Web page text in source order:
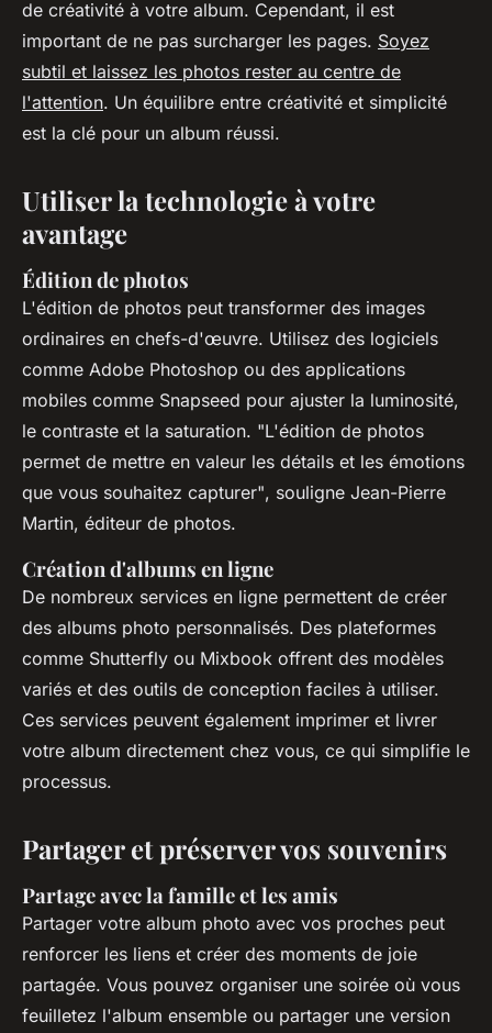
de créativité à votre album. Cependant, il est
important de ne pas surcharger les pages. Soyez
subtil et laissez les photos rester au centre de
l'attention. Un équilibre entre créativité et simplicité
est la clé pour un album réussi.
Utiliser la technologie à votre
avantage
Édition de photos
L'édition de photos peut transformer des images
ordinaires en chefs-d'œuvre. Utilisez des logiciels
comme Adobe Photoshop ou des applications
mobiles comme Snapseed pour ajuster la luminosité,
le contraste et la saturation. "L'édition de photos
permet de mettre en valeur les détails et les émotions
que vous souhaitez capturer", souligne Jean-Pierre
Martin, éditeur de photos.
Création d'albums en ligne
De nombreux services en ligne permettent de créer
des albums photo personnalisés. Des plateformes
comme Shutterfly ou Mixbook offrent des modèles
variés et des outils de conception faciles à utiliser.
Ces services peuvent également imprimer et livrer
votre album directement chez vous, ce qui simplifie le
processus.
Partager et préserver vos souvenirs
Partage avec la famille et les amis
Partager votre album photo avec vos proches peut
renforcer les liens et créer des moments de joie
partagée. Vous pouvez organiser une soirée où vous
feuilletez l'album ensemble ou partager une version